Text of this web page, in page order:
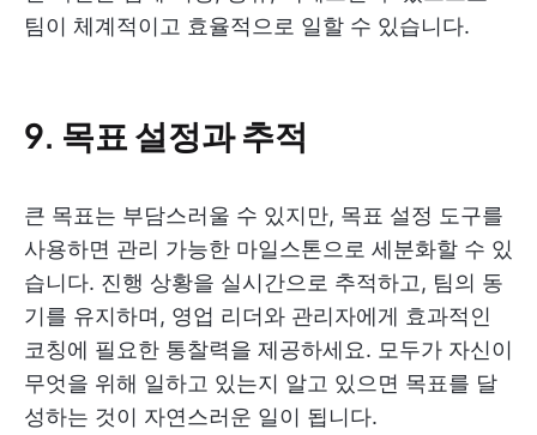
팀이 체계적이고 효율적으로 일할 수 있습니다.
9. 목표 설정과 추적
큰 목표는 부담스러울 수 있지만, 목표 설정 도구를
사용하면 관리 가능한 마일스톤으로 세분화할 수 있
습니다. 진행 상황을 실시간으로 추적하고, 팀의 동
기를 유지하며, 영업 리더와 관리자에게 효과적인
코칭에 필요한 통찰력을 제공하세요. 모두가 자신이
무엇을 위해 일하고 있는지 알고 있으면 목표를 달
성하는 것이 자연스러운 일이 됩니다.